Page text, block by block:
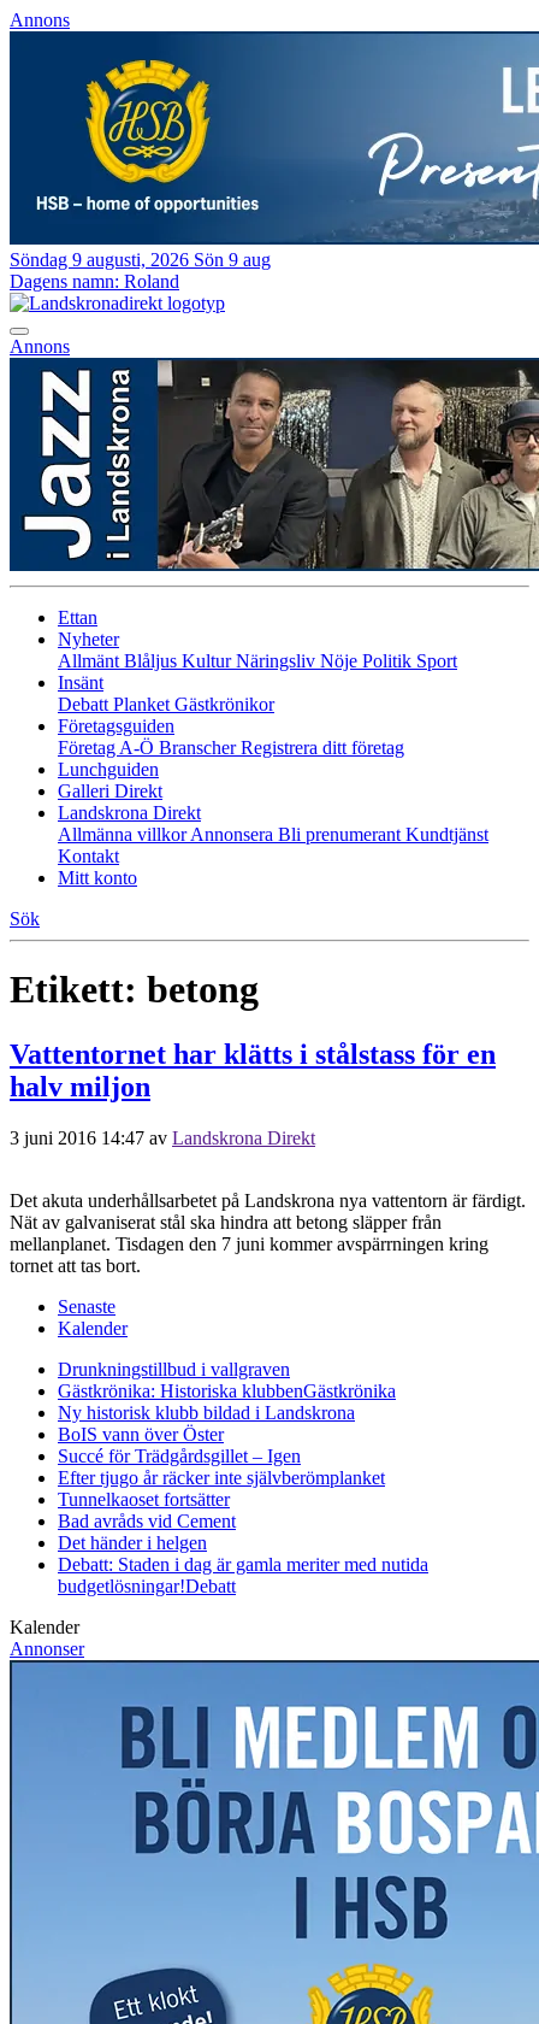
Annons
Söndag 9 augusti, 2026 Sön 9 aug
Dagens namn: Roland
Annons
Ettan
Nyheter
Allmänt Blåljus KulturNäringsliv Nöje Politik Sport
Insänt
Debatt Planket Gästkrönikor
Företagsguiden
Företag A-Ö BranscherRegistrera ditt företag
Lunchguiden
Galleri Direkt
Landskrona Direkt
Allmänna villkorAnnonsera Bli prenumerant Kundtjänst
Kontakt
Mitt konto
Sök
Etikett: betong
Vattentornet har klätts i stålstass för en
halv miljon
3 juni 2016 14:47 av Landskrona Direkt
Det akuta underhållsarbetet på Landskrona nya vattentorn är färdigt.
Nät av galvaniserat stål ska hindra att betong släpper från
mellanplanet. Tisdagen den 7 juni kommer avspärrningen kring
tornet att tas bort.
Senaste
Kalender
Drunkningstillbud i vallgraven
Gästkrönika: Historiska klubbenGästkrönika
Ny historisk klubb bildad i Landskrona
BoIS vann över Öster
Succé för Trädgårdsgillet – Igen
Efter tjugo år räcker inte självberömplanket
Tunnelkaoset fortsätter
Bad avråds vid Cement
Det händer i helgen
Debatt: Staden i dag är gamla meriter med nutida
budgetlösningar!Debatt
Kalender
Annonser